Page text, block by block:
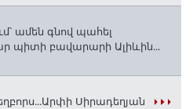
ամեն գնով պահել
պիտի բավարարի Ալիևին․․․
Սիրադեղյան